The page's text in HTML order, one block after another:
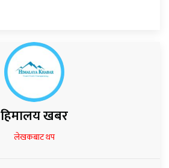
हिमालय खबर
लेखकबाट थप